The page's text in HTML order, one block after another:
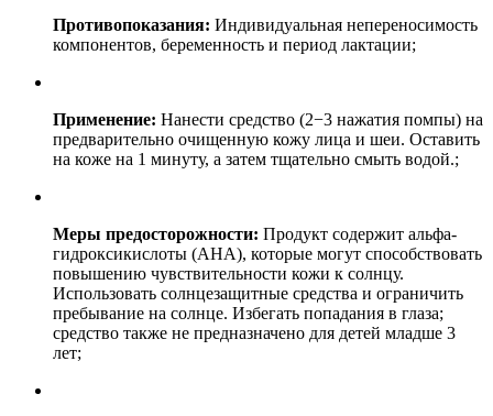
Противопоказания: Индивидуальная непереносимость
компонентов, беременность и период лактации;
Применение: Нанести средство (2−3 нажатия помпы) на
предварительно очищенную кожу лица и шеи. Оставить
на коже на 1 минуту, а затем тщательно смыть водой.;
Меры предосторожности: Продукт содержит альфа-
гидроксикислоты (AHA), которые могут способствовать
повышению чувствительности кожи к солнцу.
Использовать солнцезащитные средства и ограничить
пребывание на солнце. Избегать попадания в глаза;
средство также не предназначено для детей младше 3
лет;